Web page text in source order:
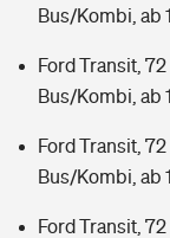
Bus/Kombi, ab
Ford Transit, 72
Bus/Kombi, ab
Ford Transit, 72
Bus/Kombi, ab
Ford Transit, 72